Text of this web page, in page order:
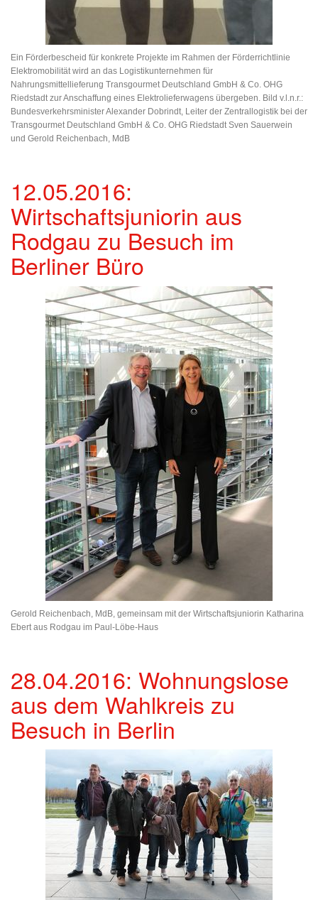
Ein Förderbescheid für konkrete Projekte im Rahmen der Förderrichtlinie
Elektromobilität wird an das Logistikunternehmen für
Nahrungsmittellieferung Transgourmet Deutschland GmbH & Co. OHG
Riedstadt zur Anschaffung eines Elektrolieferwagens übergeben. Bild v.l.n.r.:
Bundesverkehrsminister Alexander Dobrindt, Leiter der Zentrallogistik bei der
Transgourmet Deutschland GmbH & Co. OHG Riedstadt Sven Sauerwein
und Gerold Reichenbach, MdB
12.05.2016:
Wirtschaftsjuniorin aus
Rodgau zu Besuch im
Berliner Büro
Gerold Reichenbach, MdB, gemeinsam mit der Wirtschaftsjuniorin Katharina
Ebert aus Rodgau im Paul-Löbe-Haus
28.04.2016: Wohnungslose
aus dem Wahlkreis zu
Besuch in Berlin